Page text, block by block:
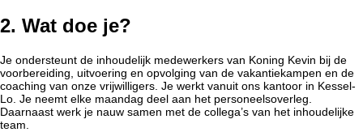
2. Wat doe je?
Je ondersteunt de inhoudelijk medewerkers van Koning Kevin bij de
voorbereiding, uitvoering en opvolging van de vakantiekampen en de
coaching van onze vrijwilligers. Je werkt vanuit ons kantoor in Kessel-
Lo. Je neemt elke maandag deel aan het personeelsoverleg.
Daarnaast werk je nauw samen met de collega’s van het inhoudelijke
team.